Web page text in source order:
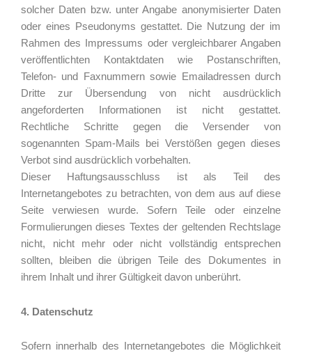
solcher Daten bzw. unter Angabe anonymisierter Daten
oder eines Pseudonyms gestattet. Die Nutzung der im
Rahmen des Impressums oder vergleichbarer Angaben
veröffentlichten Kontaktdaten wie Postanschriften,
Telefon- und Faxnummern sowie Emailadressen durch
Dritte zur Übersendung von nicht ausdrücklich
angeforderten Informationen ist nicht gestattet.
Rechtliche Schritte gegen die Versender von
sogenannten Spam-Mails bei Verstößen gegen dieses
Verbot sind ausdrücklich vorbehalten.
Dieser Haftungsausschluss ist als Teil des
Internetangebotes zu betrachten, von dem aus auf diese
Seite verwiesen wurde. Sofern Teile oder einzelne
Formulierungen dieses Textes der geltenden Rechtslage
nicht, nicht mehr oder nicht vollständig entsprechen
sollten, bleiben die übrigen Teile des Dokumentes in
ihrem Inhalt und ihrer Gültigkeit davon unberührt.
4. Datenschutz
Sofern innerhalb des Internetangebotes die Möglichkeit